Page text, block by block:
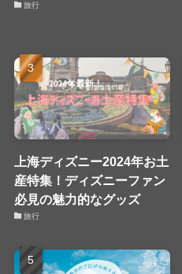
旅行
上海ディズニー2024年お土
産特集！ディズニーファン
必見の魅力的なグッズ
旅行